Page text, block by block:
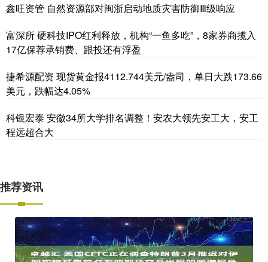
鑫旺资管 自然资源部对闽浙启动地质灾害防御Ⅲ级响应
富深所 硬科技IPO红利释放，机构“一鱼多吃”，8家券商揽入
17亿保荐承销费、跟投还有浮盈
捷希源配资 现货黄金报4112.744美元/盎司，单日大跌173.66
美元，跌幅达4.05%
科银宏泰 安徽34所大学排名调整！安农大领先安工大，安工
程远超合大
推荐资讯